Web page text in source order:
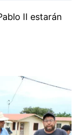
II estarán